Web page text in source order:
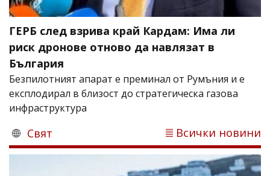
ГЕРБ след взрива край Кардам: Има ли
риск дронове отново да навлязат в
България
Безпилотният апарат е преминал от Румъния и е
експлодирал в близост до стратегическа газова
инфраструктура
Свят Всички новини